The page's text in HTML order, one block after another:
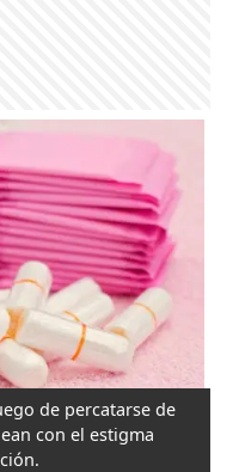
de percatarse de
con el estigma